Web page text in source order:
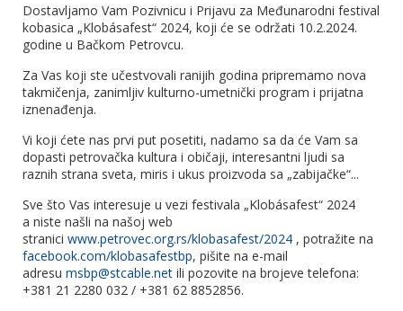
Dostavljamo Vam Pozivnicu i Prijavu za Međunarodni festival
kobasica „Klobásafest“ 2024, koji će se održati 10.2.2024.
godine u Bačkom Petrovcu.
Za Vas koji ste učestvovali ranijih godina pripremamo nova
takmičenja, zanimljiv kulturno-umetnički program i prijatna
iznenađenja.
Vi koji ćete nas prvi put posetiti, nadamo sa da će Vam sa
dopasti petrovačka kultura i običaji, interesantni ljudi sa
raznih strana sveta, miris i ukus proizvoda sa „zabijačke“...
Sve što Vas interesuje u vezi festivala „Klobásafest“ 2024
a niste našli na našoj web
stranici www.petrovec.org.rs/klobasafest/2024 , potražite na
facebook.com/klobasafestbp, pišite na e-mail
adresu msbp@stcable.net ili pozovite na brojeve telefona:
+381 21 2280 032 / +381 62 8852856.